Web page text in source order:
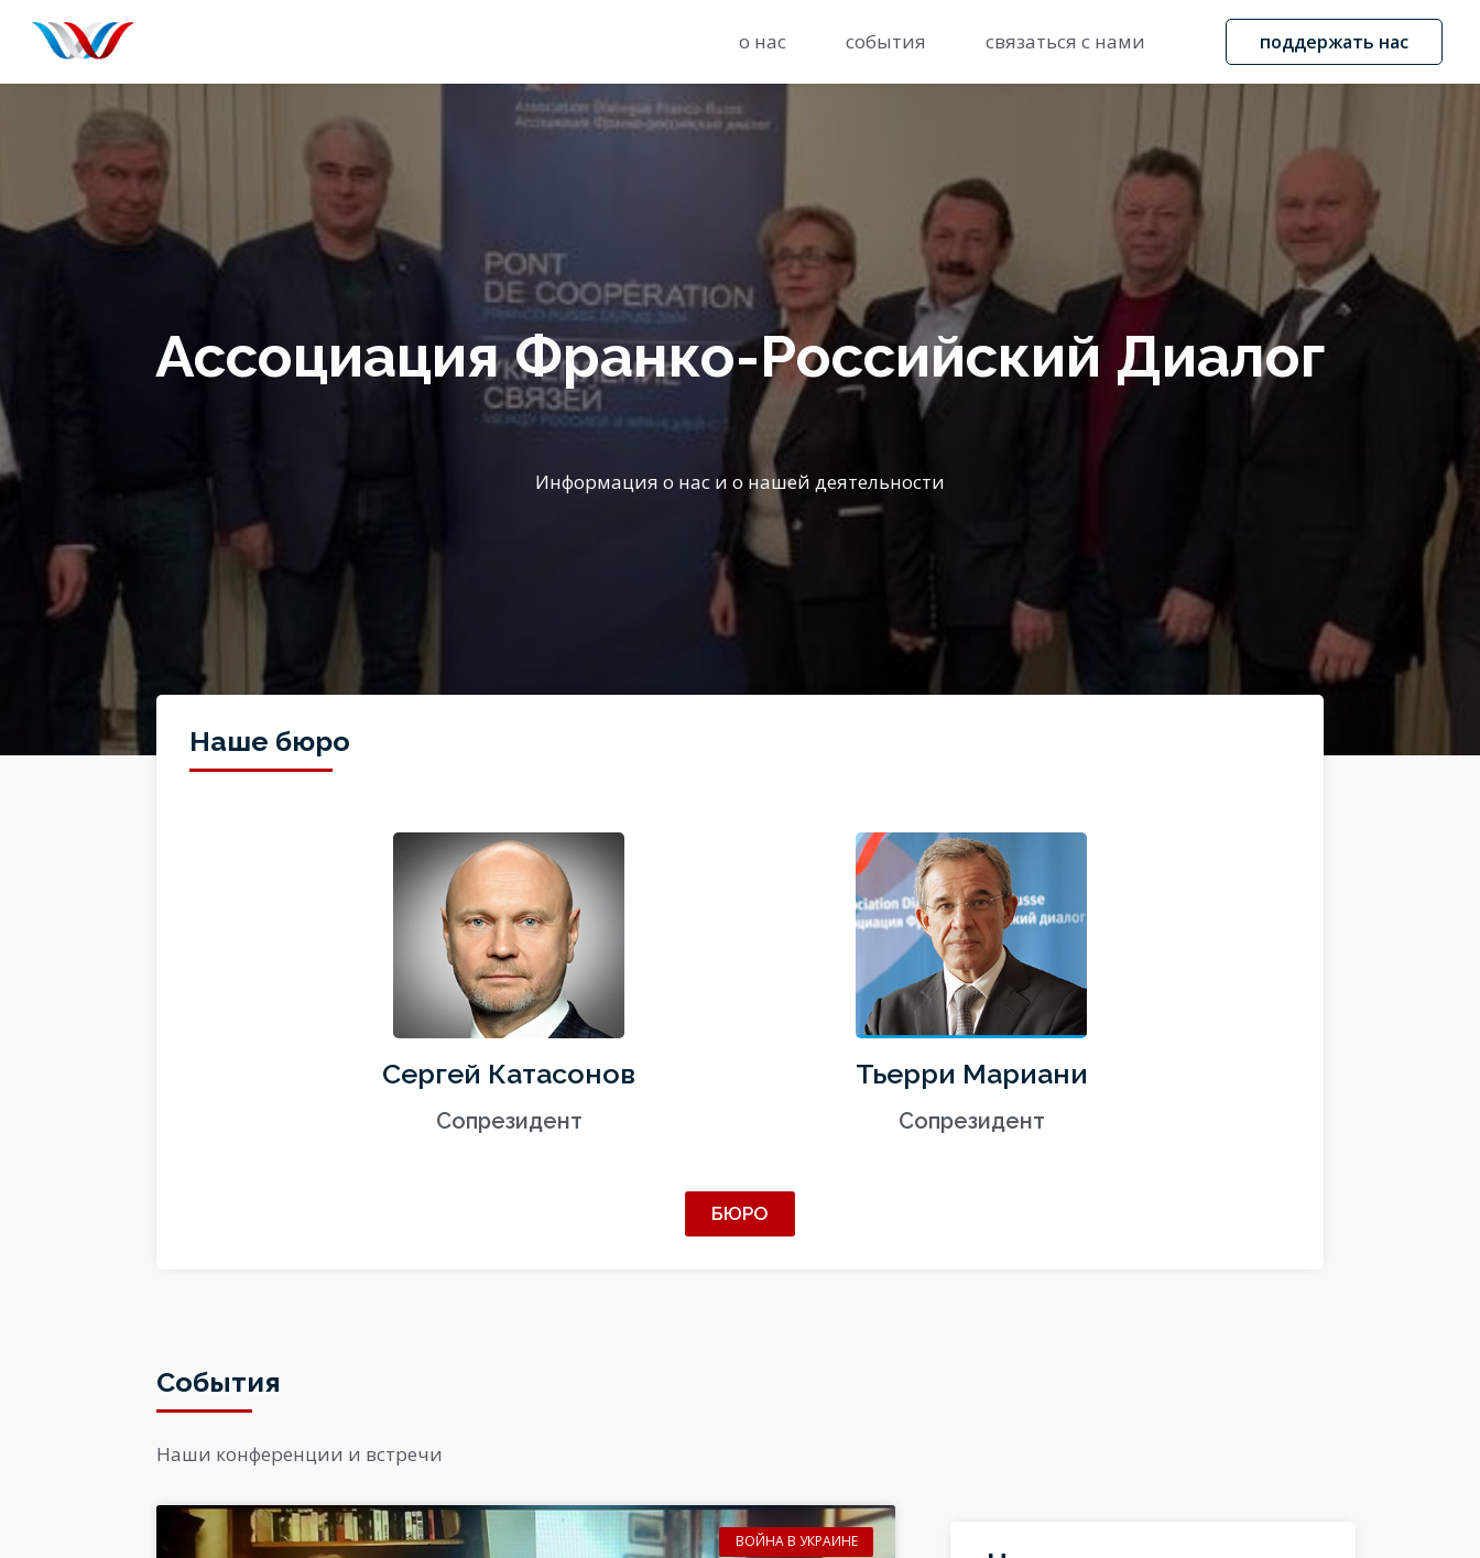
о нас события связаться с нами поддержать нас
Ассоциация Франко-Российский Диалог
Информация о нас и о нашей деятельности
Наше бюро
Сергей Катасонов
Сопрезидент
Тьерри Мариани
Сопрезидент
БЮРО
События
Наши конференции и встречи
ВОЙНА В УКРАИНЕ